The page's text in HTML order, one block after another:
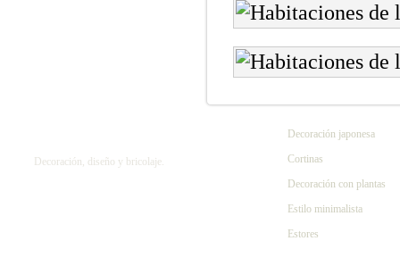
Decoración, diseño y bricolaje.
Decoración japonesa
Cortinas
Decoración con plantas
Estilo minimalista
Estores